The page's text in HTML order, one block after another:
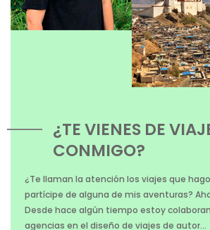
¿TE VIENES DE
CONMIGO?
¿Te llaman la atención los viajes que
partícipe de alguna de mis aventuras?
Desde hace algún tiempo estoy
agencias en el diseño de viajes de autor...